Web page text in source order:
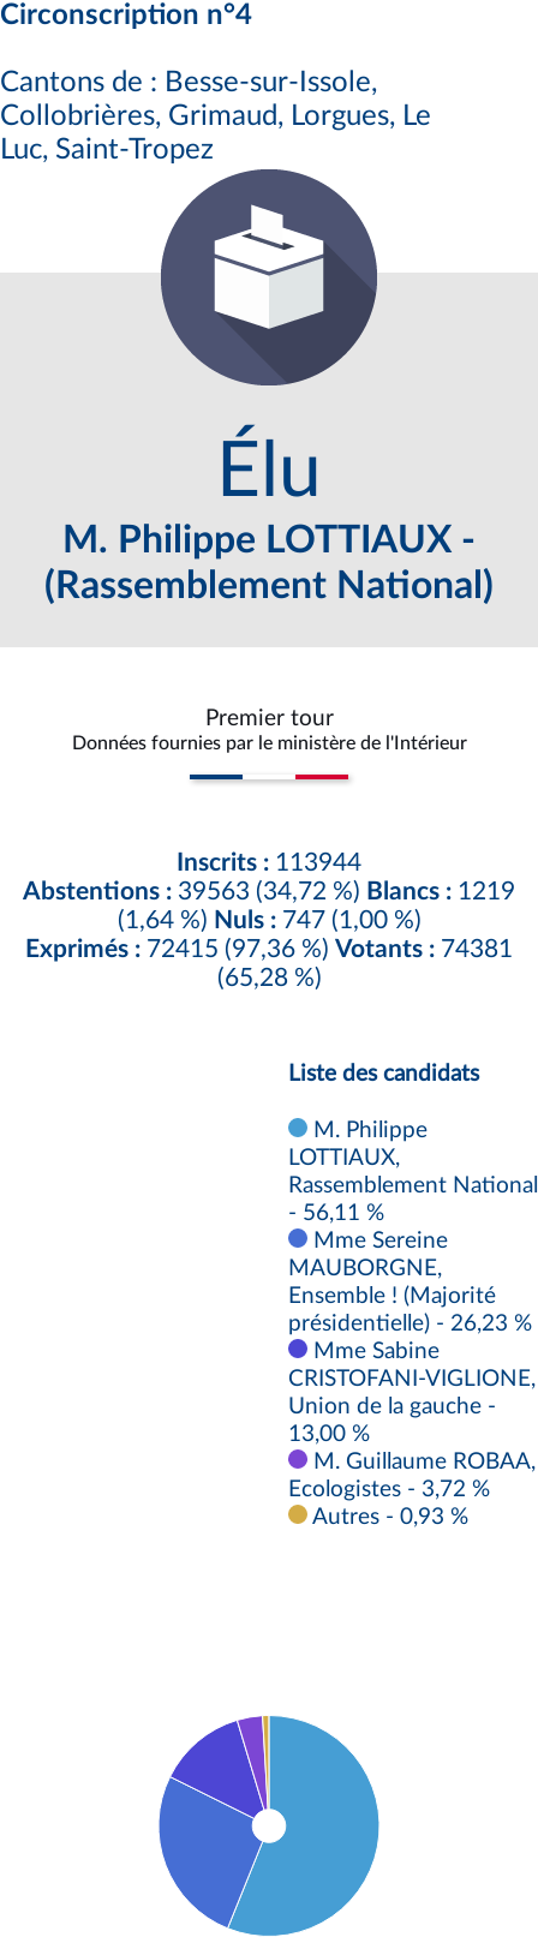
Circonscription n°4
Cantons de : Besse-sur-Issole,
Collobrières, Grimaud, Lorgues, Le
Luc, Saint-Tropez
Élu
M. Philippe LOTTIAUX -
(Rassemblement National)
Premier tour
Données fournies par le ministère de l'Intérieur
Inscrits : 113944
Abstentions : 39563 (34,72 %) Blancs : 1219
(1,64 %) Nuls :747 (1,00 %)
Exprimés : 72415 (97,36 %) Votants : 74381
(65,28 %)
Liste des candidats
M. Philippe
LOTTIAUX,
Rassemblement National
- 56,11 %
Mme Sereine
MAUBORGNE,
Ensemble ! (Majorité
présidentielle) - 26,23 %
Mme Sabine
CRISTOFANI-VIGLIONE,
Union de la gauche -
13,00 %
M. Guillaume ROBAA,
Ecologistes - 3,72 %
Autres - 0,93 %